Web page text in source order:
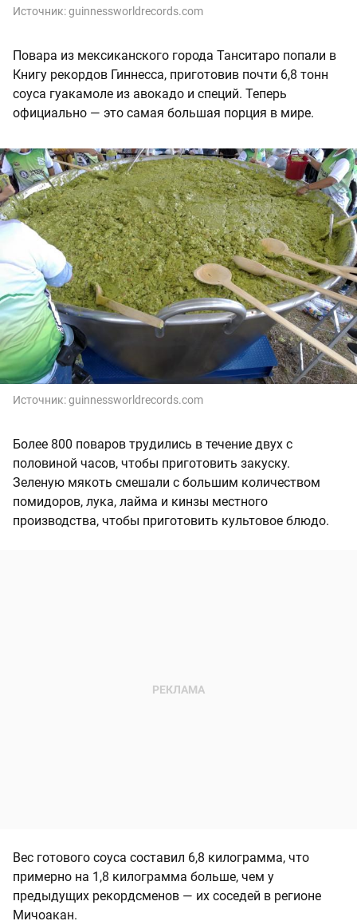
Источник:guinnessworldrecords.com
Повара из мексиканского города Танситаро попали в
Книгу рекордов Гиннесса, приготовив почти 6,8 тонн
соуса гуакамоле из авокадо и специй. Теперь
официально — это самая большая порция в мире.
Источник:guinnessworldrecords.com
Более 800 поваров трудились в течение двух с
половиной часов, чтобы приготовить закуску.
Зеленую мякоть смешали с большим количеством
помидоров, лука, лайма и кинзы местного
производства, чтобы приготовить культовое блюдо.
Вес готового соуса составил 6,8 килограмма, что
примерно на 1,8 килограмма больше, чем у
предыдущих рекордсменов — их соседей в регионе
Мичоакан.